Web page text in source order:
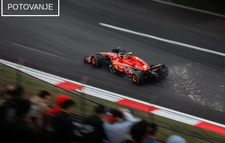
POTOVANJE